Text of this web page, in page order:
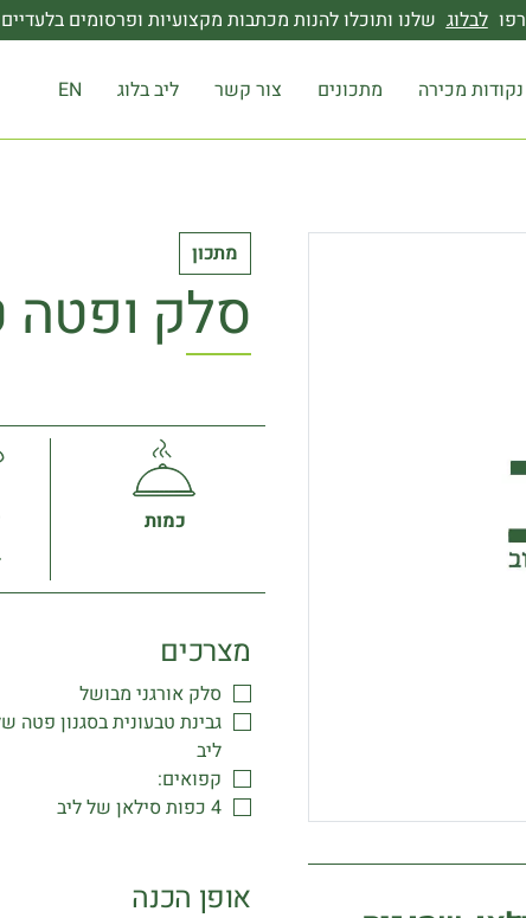
לבלוג שלנו ותוכלו להנות מכתבות מקצועיות ופרסומים בלעדיים
נקודות מכירה מתכונים צור קשר ליב בלוג EN
מתכון
סלק ופטה
כמות
מצרכים
סלק אורגני מבושל
גבינת טבעונית בסגנון פטה
ליב
קפואים:
4 כפות סילאן של ליב
אופן הכנה